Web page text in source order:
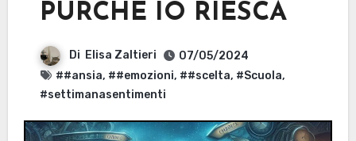
PURCHÉ IO RIESCA
Di Elisa Zaltieri
07/05/2024
##ansia, ##emozioni, ##scelta, #Scuola,
#settimanasentimenti